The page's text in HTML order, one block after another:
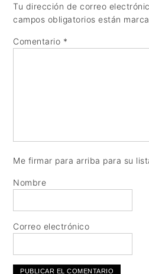
Tu dirección de correo
campos obligatorios están
Comentario *
Me firmar para arriba para su
Nombre
Correo electrónico